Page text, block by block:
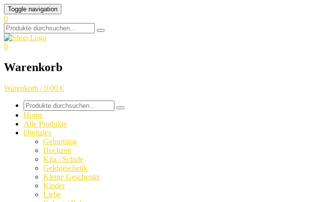
Skip
to
content
Toggle navigation
0
Search
for:
0
Warenkorb
Warenkorb / 0,00 €
Search
for:
Home
Alle Produkte
Digitales
Geburtstag
Hochzeit
Kita / Schule
Geldgeschenk
Kleine Geschenke
Kinder
Liebe